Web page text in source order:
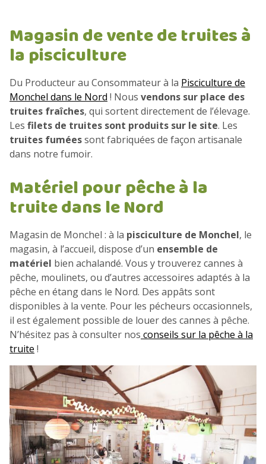
Magasin de vente de truites à
la pisciculture
Du Producteur au Consommateur à la Pisciculture de
Monchel dans le Nord ! Nous vendons sur place des
truites fraîches, qui sortent directement de l’élevage.
Les filets de truites sont produits sur le site. Les
truites fuméessont fabriquées de façon artisanale
dans notre fumoir.
Matériel pour pêche à la
truite dans le Nord
Magasin de Monchel : à la pisciculture de Monchel, le
magasin, à l’accueil, dispose d’un ensemble de
matériel bien achalandé. Vous y trouverez cannes à
pêche, moulinets, ou d’autres accessoires adaptés à la
pêche en étang dans le Nord. Des appâts sont
disponibles à la vente. Pour les pécheurs occasionnels,
il est également possible de louer des cannes à pêche.
N’hésitez pas à consulter nos conseils sur la pêche à la
truite !